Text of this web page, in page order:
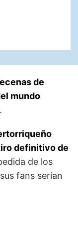
de
mundo
definitivo de
de los
fans serían